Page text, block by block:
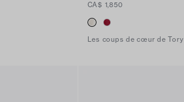
CA$ 1,850
Les coups de cœur de Tory